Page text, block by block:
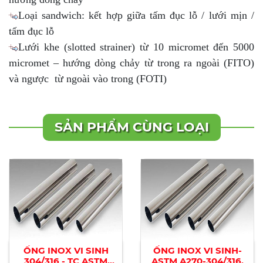
Loại sandwich: kết hợp giữa tấm đục lỗ / lưới mịn /
tấm đục lỗ
Lưới khe (slotted strainer) từ 10 micromet đến 5000
micromet – hướng dòng chảy từ trong ra ngoài (FITO)
và ngược từ ngoài vào trong (FOTI)
SẢN PHẨM CÙNG LOẠI
ỐNG INOX VI SINH
ỐNG INOX VI SINH-